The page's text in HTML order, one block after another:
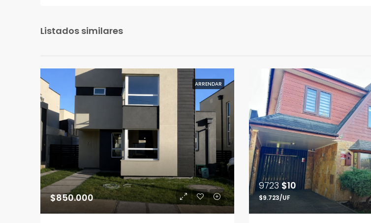
Listados similares
ARRENDAR
$850.000
9723$10
$9.723/UF